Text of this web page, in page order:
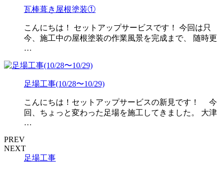
瓦棒葺き屋根塗装①
こんにちは！ セットアップサービスです！ 今回は只
今、施工中の屋根塗装の作業風景を完成まで、 随時更
…
足場工事(10/28〜10/29)
こんにちは！セットアップサービスの新見です！ 今
回、ちょっと変わった足場を施工してきました。 大津
…
PREV
NEXT
足場工事